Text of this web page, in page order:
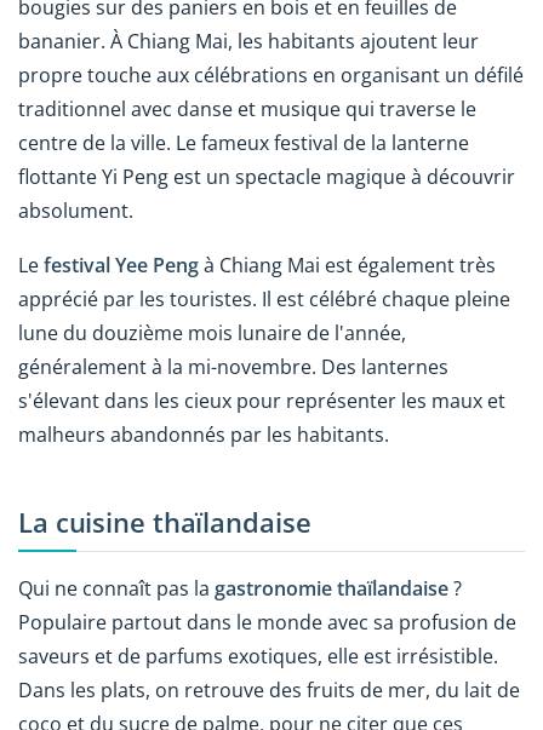
bougies sur des paniers en bois et en feuilles de
bananier. À Chiang Mai, les habitants ajoutent leur
propre touche aux célébrations en organisant un défilé
traditionnel avec danse et musique qui traverse le
centre de la ville. Le fameux festival de la lanterne
flottante Yi Peng est un spectacle magique à découvrir
absolument.
Lefestival Yee Pengà Chiang Mai est également très
apprécié par les touristes. Il est célébré chaque pleine
lune du douzième mois lunaire de l'année,
généralement à la mi-novembre. Des lanternes
s'élevant dans les cieux pour représenter les maux et
malheurs abandonnés par les habitants.
La cuisine thaïlandaise
Qui ne connaît pas la gastronomie thaïlandaise?
Populaire partout dans le monde avec sa profusion de
saveurs et de parfums exotiques, elle est irrésistible.
Dans les plats, on retrouve des fruits de mer, du lait de
coco et du sucre de palme, pour ne citer que ces